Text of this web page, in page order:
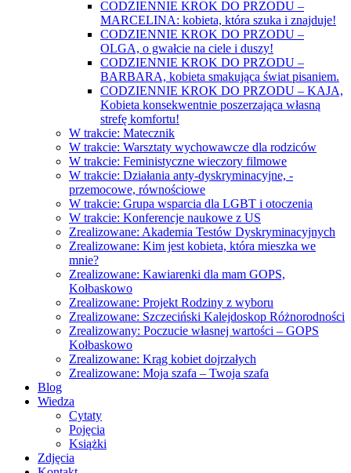
CODZIENNIE KROK DO PRZODU –
MARCELINA: kobieta, która szuka i znajduje!
CODZIENNIE KROK DO PRZODU –
OLGA, o gwałcie na ciele i duszy!
CODZIENNIE KROK DO PRZODU –
BARBARA, kobieta smakująca świat pisaniem.
CODZIENNIE KROK DO PRZODU – KAJA,
Kobieta konsekwentnie poszerzająca własną
strefę komfortu!
W trakcie: Matecznik
W trakcie: Warsztaty wychowawcze dla rodziców
W trakcie: Feministyczne wieczory filmowe
W trakcie: Działania anty-dyskryminacyjne, -
przemocowe, równościowe
W trakcie: Grupa wsparcia dla LGBT i otoczenia
W trakcie: Konferencje naukowe z US
Zrealizowane: Akademia Testów Dyskryminacyjnych
Zrealizowane: Kim jest kobieta, która mieszka we
mnie?
Zrealizowane: Kawiarenki dla mam GOPS,
Kołbaskowo
Zrealizowane: Projekt Rodziny z wyboru
Zrealizowane: Szczeciński Kalejdoskop Różnorodności
Zrealizowany: Poczucie własnej wartości – GOPS
Kołbaskowo
Zrealizowane: Krąg kobiet dojrzałych
Zrealizowane: Moja szafa – Twoja szafa
Blog
Wiedza
Cytaty
Pojęcia
Książki
Zdjęcia